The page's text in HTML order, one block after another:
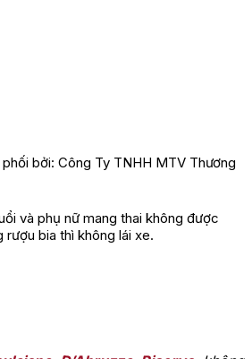
phối bởi: Công Ty TNHH MTV Thương
và phụ nữ mang thai không được
bia thì không lái xe.